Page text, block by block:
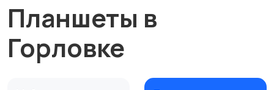
Планшеты в
Горловке